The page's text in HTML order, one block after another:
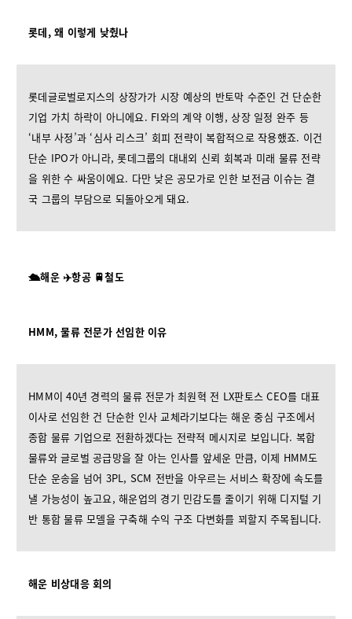
롯데, 왜 이렇게 낮췄나
롯데글로벌로지스의 상장가가 시장 예상의 반토막 수준인 건 단순한
기업 가치 하락이 아니에요. FI와의 계약 이행, 상장 일정 완주 등
‘내부 사정’과 ‘심사 리스크’ 회피 전략이 복합적으로 작용했죠. 이건
단순 IPO가 아니라, 롯데그룹의 대내외 신뢰 회복과 미래 물류 전략
을 위한 수 싸움이에요. 다만 낮은 공모가로 인한 보전금 이슈는 결
국 그룹의 부담으로 되돌아오게 돼요.
🛳️해운 ✈️항공 🚆철도
HMM, 물류 전문가 선임한 이유
HMM이 40년 경력의 물류 전문가 최원혁 전 LX판토스 CEO를 대표
이사로 선임한 건 단순한 인사 교체라기보다는 해운 중심 구조에서
종합 물류 기업으로 전환하겠다는 전략적 메시지로 보입니다. 복합
물류와 글로벌 공급망을 잘 아는 인사를 앞세운 만큼, 이제 HMM도
단순 운송을 넘어 3PL, SCM 전반을 아우르는 서비스 확장에 속도를
낼 가능성이 높고요, 해운업의 경기 민감도를 줄이기 위해 디지털 기
반 통합 물류 모델을 구축해 수익 구조 다변화를 꾀할지 주목됩니다.
해운 비상대응 회의